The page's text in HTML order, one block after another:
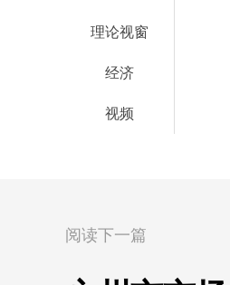
理论视窗
经济
视频
阅读下一篇